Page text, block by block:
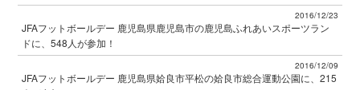
2016/12/23
JFAフットボールデー 鹿児島県鹿児島市の鹿児島ふれあいスポーツラン
ドに、548人が参加！
2016/12/09
JFAフットボールデー 鹿児島県姶良市平松の姶良市総合運動公園に、215